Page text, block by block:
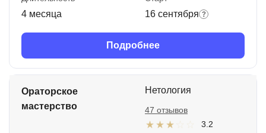
4 месяца 16 сентября
Подробнее
Ораторское
мастерство
Нетология
3.2
47 отзывов